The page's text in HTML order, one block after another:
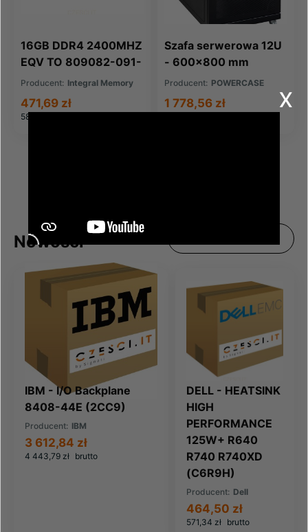
16GB DDR4 2400MHZ
EQV TO 809082-091-
IN FOR HP COMPAQ
Producent: Integral Memory
580,18 zł
471,69 zł
Szafa serwerowa 12U
- 600x800 mm
Producent: POWERCASE
1 778,56 zł
Nowości
IBM - I/O Backplane
8408-44E (2CC9)
Producent: IBM
4 443,79 zł brutto
3 612,84 zł
DELL - HEATSINK
HIGH
PERFORMANCE
125W+ R640
R740 R740XD
(C6R9H)
Producent: Dell
571,34 zł brutto
464,50 zł
x